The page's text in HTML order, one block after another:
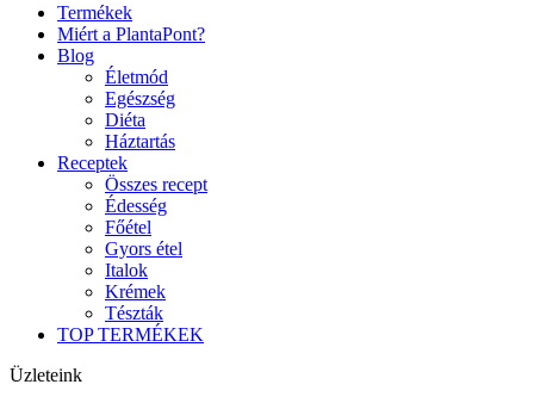
Termékek
Miért a PlantaPont?
Blog
Életmód
Egészség
Diéta
Háztartás
Receptek
Összes recept
Édesség
Főétel
Gyors étel
Italok
Krémek
Tészták
TOP TERMÉKEK
Üzleteink